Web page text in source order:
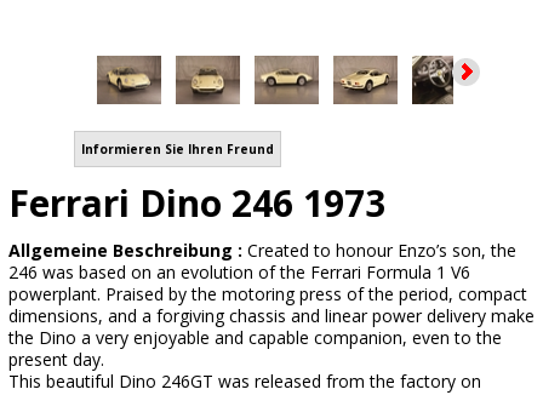
Informieren Sie Ihren Freund
Ferrari Dino 246 1973
Allgemeine Beschreibung : Created to honour Enzo’s son, the
246 was based on an evolution of the Ferrari Formula 1 V6
powerplant. Praised by the motoring press of the period, compact
dimensions, and a forgiving chassis and linear power delivery make
the Dino a very enjoyable and capable companion, even to the
present day.
This beautiful Dino 246GT was released from the factory on